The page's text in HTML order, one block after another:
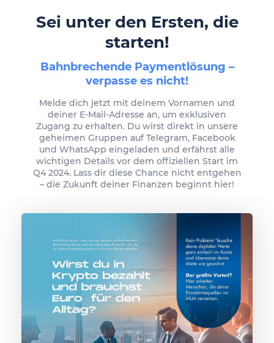
Sei unter den Ersten, die
starten!
Bahnbrechende Paymentlösung –
verpasse es nicht!
Melde dich jetzt mit deinem Vornamen und
deiner E-Mail-Adresse an, um exklusiven
Zugang zu erhalten. Du wirst direkt in unsere
geheimen Gruppen auf Telegram, Facebook
und WhatsApp eingeladen und erfährst alle
wichtigen Details vor dem offiziellen Start im
Q4 2024. Lass dir diese Chance nicht entgehen
– die Zukunft deiner Finanzen beginnt hier!